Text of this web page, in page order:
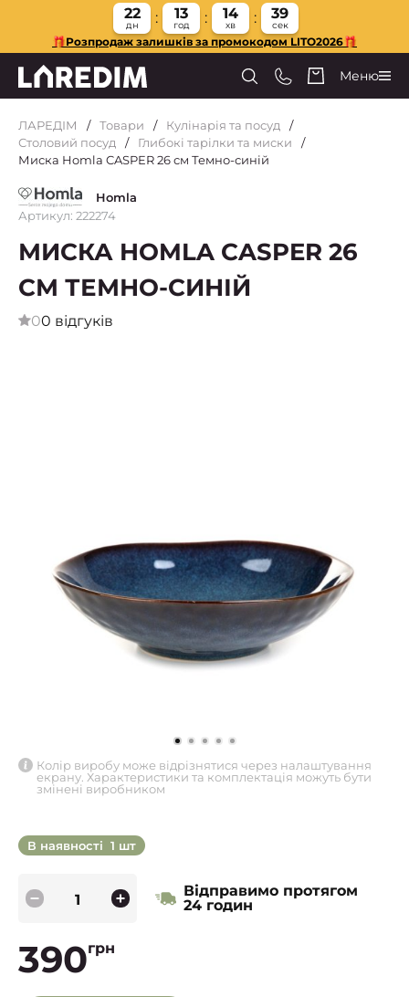
22
дн
13
год
14
хв
38
сек
🎁Розпродаж залишків за промокодом LITO2026🎁
Меню
ЛАРЕДІМ Товари
Кулінарія та посуд
Столовий посуд
Глибокі тарілки та миски
Миска Homla CASPER 26 см Темно-синій
Homla
Артикул: 222274
МИСКА HOMLA CASPER 26
СМ ТЕМНО-СИНІЙ
00 відгуків
Колір виробу може відрізнятися через налаштування
екрану. Характеристики та комплектація можуть бути
змінені виробником
В наявності 1 шт
Відправимо протягом
24 годин
390грн